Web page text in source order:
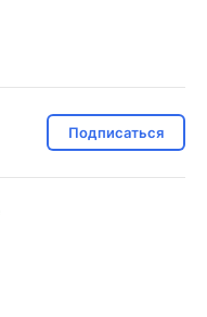
Подписаться